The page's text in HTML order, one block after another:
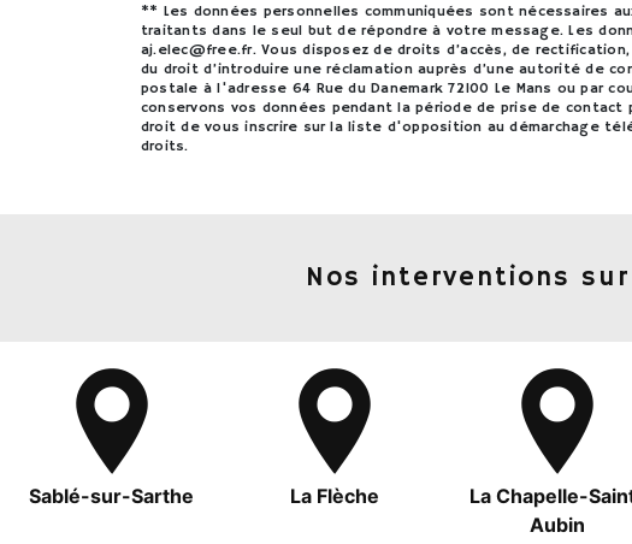
** Les données personnelles communiquées sont
traitants dans le seul but de répondre à votre message. Les
aj.elec@free.fr. Vous disposez de droits d’accès, de
du droit d’introduire une réclamation auprès d’une autorité de
postale à l'adresse 64 Rue du Danemark 72100 Le Mans ou
conservons vos données pendant la période de prise de
droit de vous inscrire sur la liste d'opposition au démarchage
droits.
Nos interventions
Sablé-sur-Sarthe La Flèche
La Chapelle-
Aubin